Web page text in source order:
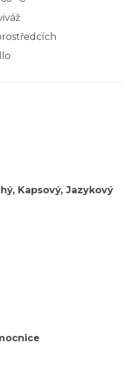
Kapsový, Jazykový